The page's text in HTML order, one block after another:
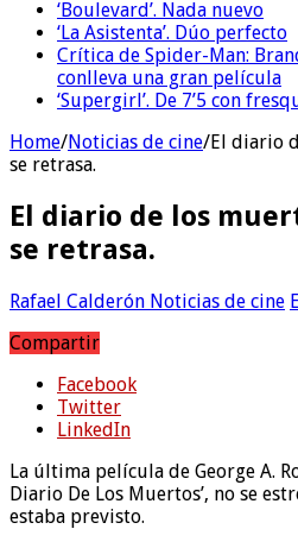
‘Boulevard’. Nada nuevo
‘La Asistenta’. Dúo perfecto
Crítica de Spider-Man:
conlleva una gran película
‘Supergirl’. De 7’5 con
Home/Noticias de cine/El diario
se retrasa.
El diario de los
se retrasa.
Rafael Calderón Noticias de cine
Compartir
Facebook
Twitter
LinkedIn
La última película de George A.
Diario De Los Muertos’, no se
estaba previsto.